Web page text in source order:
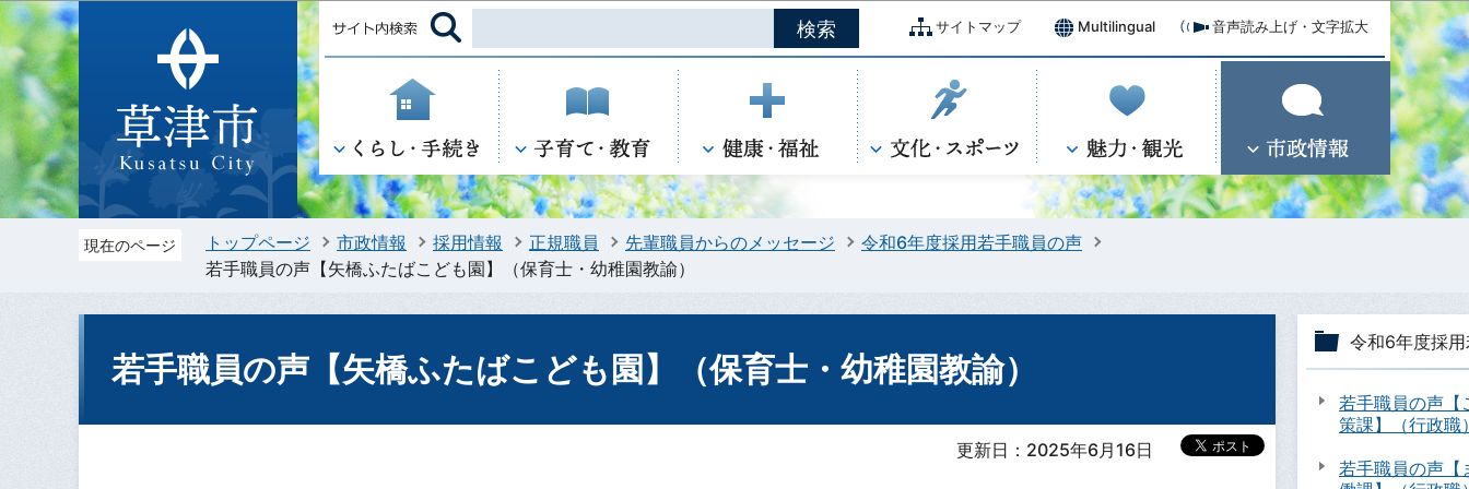
このページの本文へ移動
サイトマップ Multilingual 音声読み上げ・文字拡大
現在のページ トップページ 市政情報 採用情報 正規職員 先輩職員からのメッセージ
令和6年度採用若手職員の声
若手職員の声【矢橋ふたばこども園】（保育士・幼稚園教諭）
若手職員の声【矢橋ふたばこども園】（保育士・幼稚園教諭）
更新日：2025年6月16日
令和6年度採
若手職員の声【
策課】（行政職
若手職員の声【